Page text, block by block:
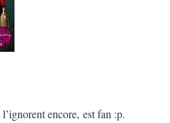
encore, est fan :p.